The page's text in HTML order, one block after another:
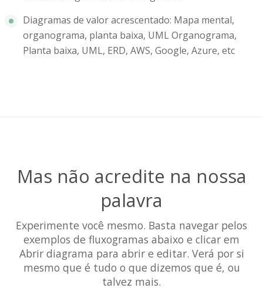
Diagramas de valor acrescentado: Mapa mental,
organograma, planta baixa, UML Organograma,
Planta baixa, UML, ERD, AWS, Google, Azure, etc
Mas não acredite na nossa
palavra
Experimente você mesmo. Basta navegar pelos
exemplos de fluxogramas abaixo e clicar em
Abrir diagrama para abrir e editar. Verá por si
mesmo que é tudo o que dizemos que é, ou
talvez mais.